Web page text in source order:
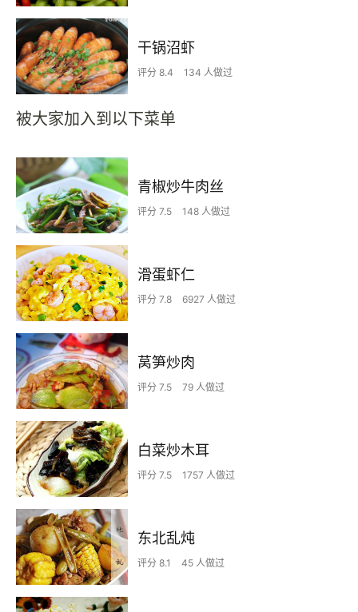
干锅沼虾
评分 8.4 134 人做过
被大家加入到以下菜单
青椒炒牛肉丝
评分 7.5 148 人做过
滑蛋虾仁
评分 7.8 6927 人做过
莴笋炒肉
评分 7.5 79 人做过
白菜炒木耳
评分 7.5 1757 人做过
东北乱炖
评分 8.1 45 人做过